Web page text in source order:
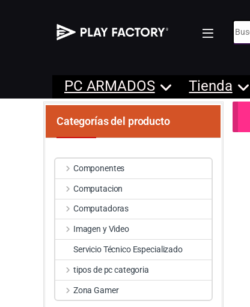
PC ARMADOS Tienda
Categorías del producto
Componentes
Computacion
Computadoras
Imagen y Video
Servicio Técnico Especializado
tipos de pc categoria
Zona Gamer